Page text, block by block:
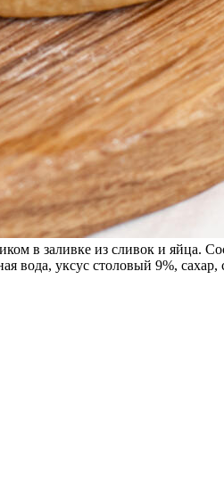
в заливке из сливок и яйца.
вода, уксус столовый 9%,